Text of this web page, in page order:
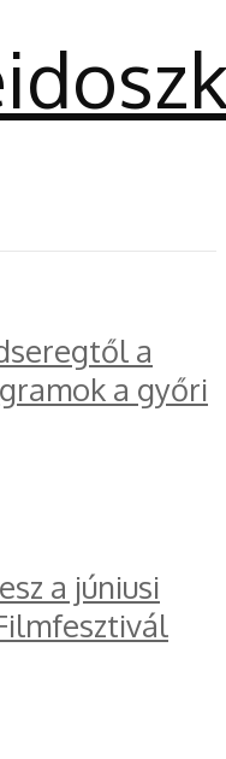
a
a győri
a júniusi